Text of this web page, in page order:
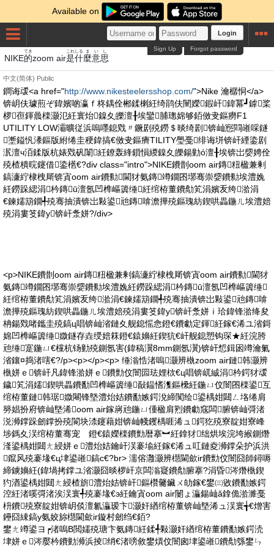
Available on
Login
Forgot password
Sign Up
NIKE的
てき
zoom air是
これ
什
しる
麼
ま
意思
いし
中文(简体) Public
鐧诲叆<a href="http://www.nikesteelersshop.com/">Nike 瀹樼恫</a>
锛岄伕璩煎ぞ鍏嬪啲瀛ｆ柊鍝佺郴鍒楋紝绮鹃伕闉嬫鍜屽鍏冪┛鎼桨
椤亱鍕曟檪灏氾紝寰炲鎳夊皪澶╂埃鑾脯璁婂够銆傚叏鏂癆F1
UTILITY LOW灞曠従浜嗚嚜鎴戣〃鐝剧殑鐒＄晱绮剧锛屾惌閰嶉啋鐩
壍鎰忛潻鏂版紨绻圭稉鍏搞€傚叏鏂癠TILITY璺戞绯诲垪锛屽緸鍌剧
泦澶ч洦鍒版杭婊戣矾闈紝鐐轰綘鎻愪緵鎳夊皪鍚勭ó澶╂埃锛岀媭娉佺
殑楂樻晥鑳借鍌欍€?div class="intro">NIKE鐨剒oom air鏄粈楹兼剰
鎬濓紵棣栧厛锛寊oom air鐨勬閫犲氨鏄竴鐗囨墎骞崇媭鐨勬埃澧婏
紝鐒跺緦涓枔鏄ū澶氬凹榫嶇簴缍紝绾栫董鐨勪笂涓嬪叐绔湁涓
€鍊嬬箶鐗╃殑骞抽潰锛岀敤鍙兘鏄啽澹撶殑鏂瑰紡鍥哄畾鍦ㄦ埃澧婄
殑涓婁笅鍏у锛屽洜姘?/div>
<p>NIKE鐨剒oom air鏄粈楹兼剰鎬濓紵棣栧厛锛寊oom air鐨勬閫犲
氨鏄竴鐗囨墎骞崇媭鐨勬埃澧婏紝鐒跺緦涓枔鏄ū澶氬凹榫嶇簴缍
紝绾栫董鐨勪笂涓嬪叐绔湁涓€鍊嬬箶鐗╃殑骞抽潰锛岀敤鍙兘鏄啽
澹撶殑鏂瑰紡鍥哄畾鍦ㄦ埃澧婄殑涓婁笅鍏у锛屽洜姘ｉ珨鍏锋湁绛夋
柟鍚戣啫鑴圭殑鎬ц唱锛屾渻鏈夊舰鎴愮悆鐙€鐨勮定鍕紝鎵€浠ユ渻鎶
婂凹榫嶇簴缍媺鐩存垚绶婄箖鐙€鎱嬶紝鍥犺€屽舰鎴愬钩琛★紝浣胯
兘缍寔鍦ㄩ€欓杭钖勭殑鍘氬害(鍏稿瀷8mm鍘氬瀷)锛屽惁鍓囦竴瀹氭
渻鑲¤捣渚嗐€?/p><p></p><p> 缍滃悎渚嗚灏辨槸zoom air鏈韩灏辨
槸姘ｅ锛屽凡鍏锋湁姘ｅ鐨勯伩闇囩珐娌栨€ц唱锛屼絾涓枔鍔犲叆
鐬笂涓嬬鍥哄畾鐨勫凹榫嶇簴缍敮鎾愭潗鏂欙紝鍦ㄩ伩闇囨檪鍙互
绾栫董鏈韩琚媺闀锋墍澧炲姞鐨勫嫉鍔涗締闃绘鍙楀姏閮ㄥ垎绻肩
簩娼扮府锛屾墍浠oom air鎵嶈兘鍦ㄩ偅楹肩煭鐨勮窛闆腑锛屾彁渚
涚浉鐣跺劒鐣扮殑閬块渿鑳藉姏锛屾帴钁楀啀浠ュ鍔犵殑寮靛姏寮峰
埗鎷夊洖绾栫董骞宠 鐙€鎱嬫檪鐨勯暦搴︼紝鎿犲绌烘埃浣垮緱鍘熸
湰鍙楀姏閮ㄤ綅姘ｅ澧炲姞鑰屽洖褰堬紝鎵€浠ュ叿鏈夌浉鐣朵护浜洪
鑹风殑褰堟€ц垏鍙嶉鎬с€?br> 濡傛灉灏辨櫘閫歛ir鐨勯伩闇囧師鐞嗕
締鐪嬶紝(鍏堝拷鐣ユ渻灏囧晱椤屽京闆滃寲鐨勪腑搴?涓昏涔熸槸鍥
犳湭鍙楀姏閮ㄤ綅楂旂澧炲姞锛屽鏂欑毊鑶ㄨ劰鎵€鐢㈢敓鐨勫嫉鍔
涳紝渚嗘彁渚涘洖寰╃殑褰堟€э紝鑰寊oom air闄ょ灜鍚屾ǎ鎿佹湁濉戞
枡鐨殑寮靛姏锛岄倓澶氱灜瑷卞灏奸緧绾栫董锛屾墍浠ュ洖寰╅€熷害
鑸囧綀鎬у氨姣旀櫘閫歛ir鏇村劒绉€銆?
鐢ㄤ竴鍙ヨ┍渚嗚В閲嬬殑瑭卞氨鏄紝鍒╃敤灏奸緧绾栫董鐨勫嫉鍔涜
垏姘ｅ涔嬮枔鐨勭浉浜掕绡€渚嗙敘鐢熼伩闇囪垏鍙嶉鐨勪綔鐢ㄣ